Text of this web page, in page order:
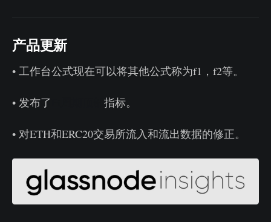
产品更新
• 工作台公式现在可以将其他公式称为f1，f2等。
• 发布了 指标。
• 对ETH和ERC20交易所流入和流出数据的修正。